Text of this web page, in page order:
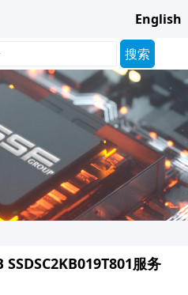
English
服务